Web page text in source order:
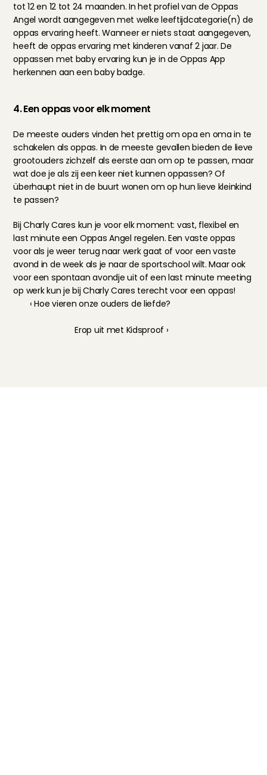
tot 12 en 12 tot 24 maanden. In het profiel van de Oppas
Angel wordt aangegeven met welke leeftijdcategorie(n) de
oppas ervaring heeft. Wanneer er niets staat aangegeven,
heeft de oppas ervaring met kinderen vanaf 2 jaar. De
oppassen met baby ervaring kun je in de Oppas App
herkennen aan een baby badge.
4. Een oppas voor elk moment
De meeste ouders vinden het prettig om opa en oma in te
schakelen als oppas. In de meeste gevallen bieden de lieve
grootouders zichzelf als eerste aan om op te passen, maar
wat doe je als zij een keer niet kunnen oppassen? Of
überhaupt niet in de buurt wonen om op hun lieve kleinkind
te passen?
Bij Charly Cares kun je voor elk moment: vast, flexibel
last minute een Oppas Angel regelen. Een vaste oppas
voor als je weer terug naar werk gaat of voor een vaste
avond in de week als je naar de sportschool wilt. Maar ook
voor een spontaan avondje uit of een last minute meeting
op werk kun je bij Charly Cares terecht voor een oppas!
‹ Hoe vieren onze ouders de liefde?
Erop uit met Kidsproof ›